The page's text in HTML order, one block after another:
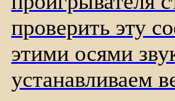
проверить эту
этими осями
устанавливаем